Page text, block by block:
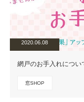
2020.06.08
網戸のお手入れについ
窓SHOP